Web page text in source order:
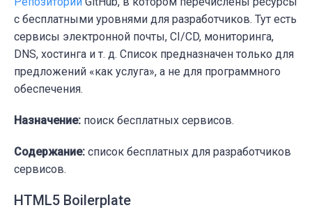
с бесплатными уровнями для разработчиков. Тут есть
сервисы электронной почты, CI/CD, мониторинга,
DNS, хостинга и т. д. Список предназначен только для
предложений «как услуга», а не для программного
обеспечения.
Назначение: поиск бесплатных сервисов.
Содержание: список бесплатных для разработчиков
сервисов.
HTML5 Boilerplate